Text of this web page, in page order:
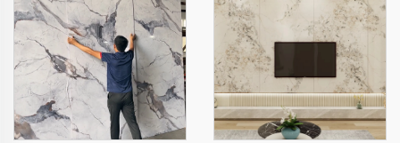
koriste seinäkanta
Maalaus Kuori Ilmainen
Lappaus Lehti